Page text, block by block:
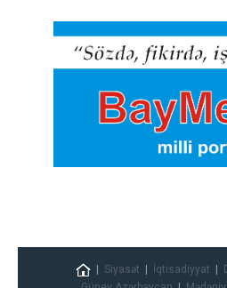
Siyasət İqtisadiyyat